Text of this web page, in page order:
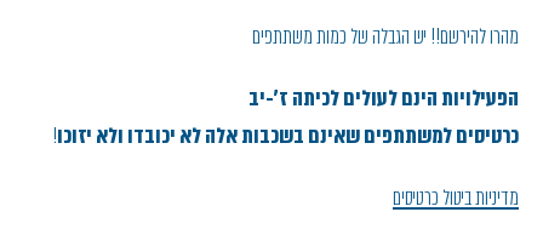
מהרו להירשם!! יש הגבלה של כמות משתתפים
הפעילויות הינם לעולים לכיתה ז'-יב
כרטיסים למשתתפים שאינם בשכבות אלה לא יכובדו ולא יזוכו!
מדיניות ביטול כרטיסים